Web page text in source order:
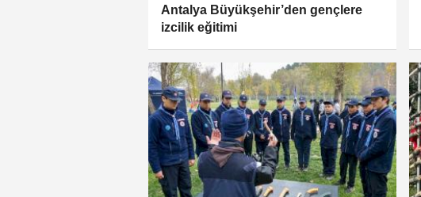
Antalya Büyükşehir’den gençlere
izcilik eğitimi